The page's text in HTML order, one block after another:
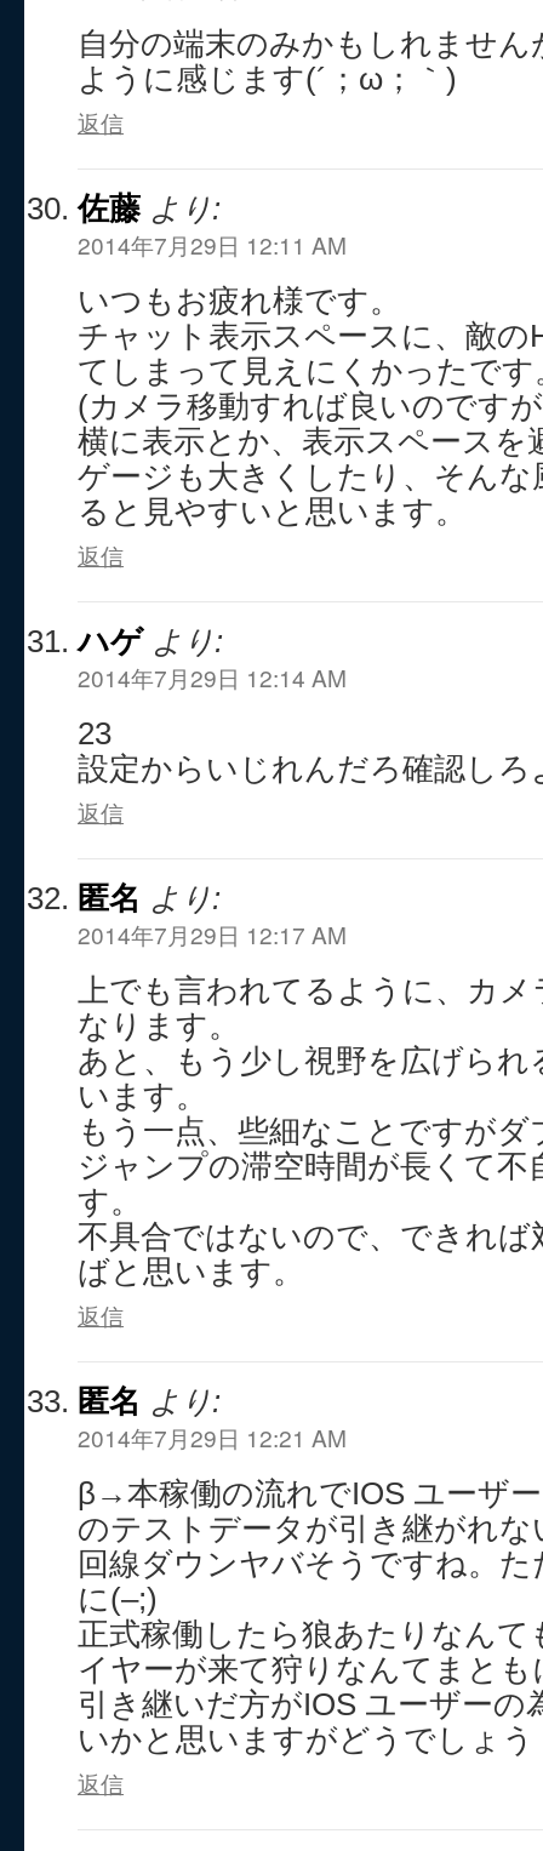
自分の端末のみかもしれません
ように感じます(´；ω；｀)
返信
佐藤 より:
2014年7月29日 12:11 AM
いつもお疲れ様です。
チャット表示スペースに、敵の
てしまって見えにくかったです
(カメラ移動すれば良いのです
横に表示とか、表示スペースを
ゲージも大きくしたり、そん
ると見やすいと思います。
返信
ハゲ より:
2014年7月29日 12:14 AM
23
設定からいじれんだろ確認しろ
返信
匿名 より:
2014年7月29日 12:17 AM
上でも言われてるように、カ
なります。
あと、もう少し視野を広げら
います。
もう一点、些細なことですが
ジャンプの滞空時間が長くて不
す。
不具合ではないので、できれ
ばと思います。
返信
匿名 より:
2014年7月29日 12:21 AM
β→本稼働の流れでIOS ユーザ
のテストデータが引き継がれ
回線ダウンヤバそうですね。
に(–;)
正式稼働したら狼あたりなん
イヤーが来て狩りなんてまと
引き継いだ方がIOS ユーザーの
いかと思いますがどうでしょう
返信